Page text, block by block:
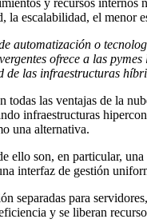
y recursos
escalabilidad, el menor
automatización o
ofrece a las
de las infraestructuras
las ventajas de la
infraestructuras
una alternativa.
ello son, en particular,
interfaz de gestión
separadas para
y se liberan